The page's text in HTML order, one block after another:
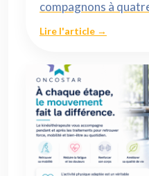
compagnons à
Lire l'article →